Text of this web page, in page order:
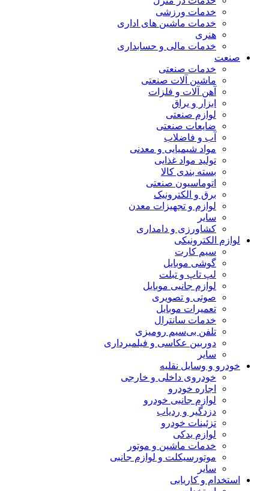
خدمات ورزشی
خدمات ماشین های اداری
هنری
خدمات مالی و حسابداری
صنعت
خدمات صنعتی
ماشین آلات صنعتی
آهن آلات و فلزات
ابزار و یراق
لوازم صنعتی
ضایعات صنعتی
آب و فاضلاب
مواد شیمیایی و معدنی
تولید مواد غذایی
بسته بندی کالا
اتوماسیون صنعتی
برق و الکترونیک
لوازم و تجهیزات معدن
سایر
کشاورزی و دامداری
لوازم الکترونیکی
سیم کارت
گوشی موبایل
لپ تاپ و تبلت
لوازم جانبی موبایل
صوتی و تصویری
تعمیرات موبایل
خدمات سانترال
تلفن بی‌سیم رومیزی
دوربین عکاسی و فیلمبرداری
سایر
خودرو و وسایل نقلیه
خودروی داخلی و خارجی
اجاره خودرو
لوازم جانبی خودرو
دزدگیر و ردیاب
تزئینات خودرو
لوازم یدکی
خدمات ماشین و موتور
موتورسیکلت و لوازم جانبی
سایر
استخدام و کاریابی